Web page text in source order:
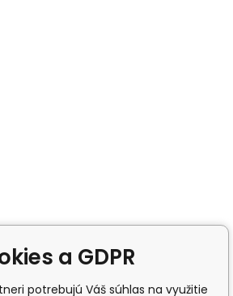
a GDPR
potrebujú Váš súhlas na využitie